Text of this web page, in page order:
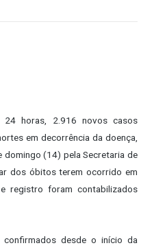
24 horas, 2.916 novos casos
em decorrência da doença,
(14) pela Secretaria de
dos óbitos terem ocorrido em
registro foram contabilizados
desde o início da